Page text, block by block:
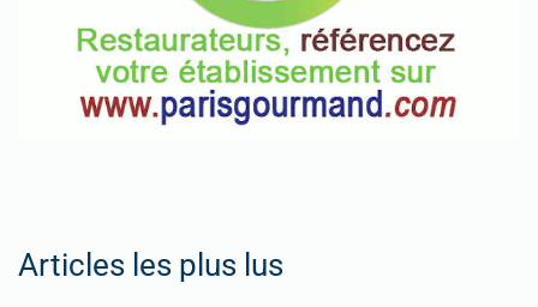
Articles les plus lus